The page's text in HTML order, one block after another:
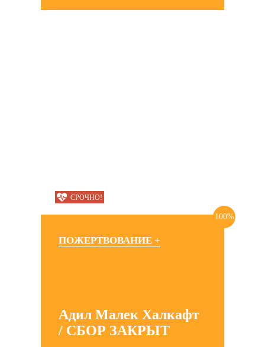
СРОЧНО!
100%
ПОЖЕРТВОВАНИЕ +
Адил Малек Халкафт
/ СБОР ЗАКРЫТ